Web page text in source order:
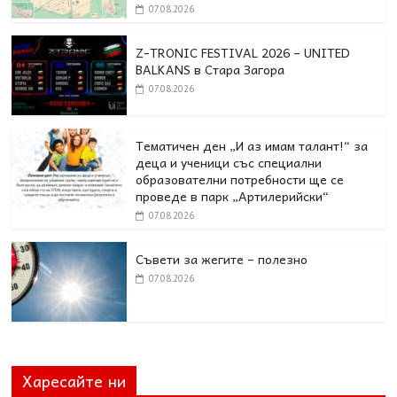
07.08.2026
Z-TRONIC FESTIVAL 2026 – UNITED
BALKANS в Стара Загора
07.08.2026
Тематичен ден „И аз имам талант!“ за
деца и ученици със специални
образователни потребности ще се
проведе в парк „Артилерийски“
07.08.2026
Съвети за жегите – полезно
07.08.2026
Харесайте ни